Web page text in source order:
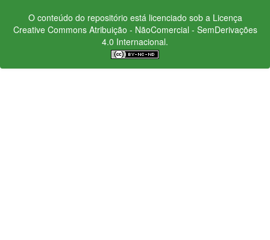
O conteúdo do repositório está licenciado sob a Licença
Creative CommonsAtribuição - NãoComercial - SemDerivações
4.0 Internacional.